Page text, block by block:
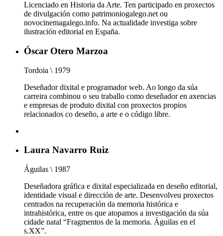
Licenciado en Historia da Arte. Ten participado en proxectos
de divulgación como patrimoniogalego.net ou
novocinemagalego.info. Na actualidade investiga sobre
ilustración editorial en España.
Óscar Otero Marzoa
Tordoia \ 1979
Deseñador dixital e programador web. Ao longo da súa
carreira combinou o seu traballo como deseñador en axencias
e empresas de produto dixital con proxectos propios
relacionados co deseño, a arte e o código libre.
Laura Navarro Ruiz
Águilas \ 1987
Deseñadora gráfica e dixital especializada en deseño editorial,
identidade visual e dirección de arte. Desenvolveu proxectos
centrados na recuperación da memoria histórica e
intrahistórica, entre os que atopamos a investigación da súa
cidade natal “Fragmentos de la memoria. Águilas en el
s.XX”.